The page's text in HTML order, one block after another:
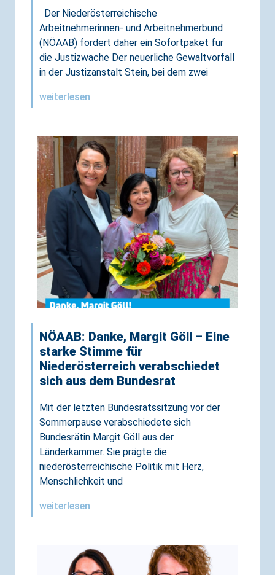
Der Niederösterreichische
Arbeitnehmerinnen- und Arbeitnehmerbund
(NÖAAB) fordert daher ein Sofortpaket für
die Justizwache Der neuerliche Gewaltvorfall
in der Justizanstalt Stein, bei dem zwei
weiterlesen
NÖAAB: Danke, Margit Göll – Eine
starke Stimme für
Niederösterreich verabschiedet
sich aus dem Bundesrat
Mit der letzten Bundesratssitzung vor der
Sommerpause verabschiedete sich
Bundesrätin Margit Göll aus der
Länderkammer. Sie prägte die
niederösterreichische Politik mit Herz,
Menschlichkeit und
weiterlesen